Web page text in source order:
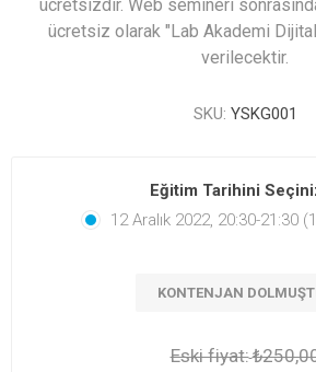
ücretsizdir. Web semineri
ücretsiz olarak "Lab Akademi
verilecektir.
SKU: YSKG001
Eğitim Tarihini
12 Aralık 2022, 20:30-21:30
KONTENJAN
Eski fiyat: